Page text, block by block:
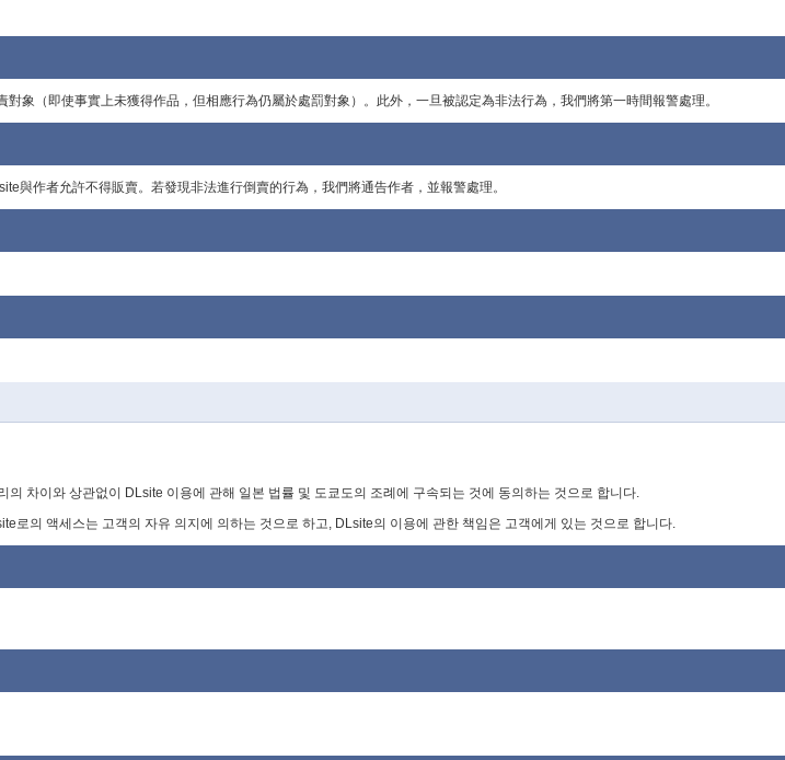
（即使事實上未獲得作品，但相應行為仍屬於處罰對象）。此外，一旦被認定為非法行為，我們將第一時間報警處理。
作者允許不得販賣。若發現非法進行倒賣的行為，我們將通告作者，並報警處理。
차이와 상관없이 DLsite 이용에 관해 일본 법률 및 도쿄도의 조례에 구속되는 것에 동의하는 것으로 합니다.
의 액세스는 고객의 자유 의지에 의하는 것으로 하고, DLsite의 이용에 관한 책임은 고객에게 있는 것으로 합니다.